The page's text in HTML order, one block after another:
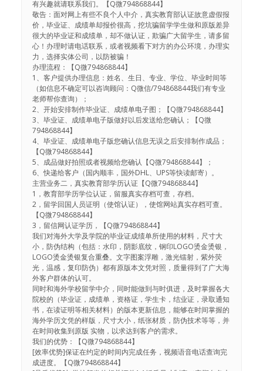
有兴趣就请联系我们。【Q微794868844】
敬告：面对网上有些不良个人中介，真实教育部认证故意虚假报
价，毕业证、成绩单却报价很高，挖坑骗留学学生做和原版差异
很大的毕业证和成绩单，却不做认证，欺骗广大留学生，请多留
心！办理时请电话联系，或者视频看下对方的办公环境，办理实
力，选择实体公司，以防被骗！
办理流程：【Q微794868844】
1、客户提供办理信息：姓名、生日、专业、学位、毕业时间等
（如信息不确定可以咨询顾问：Q微信/794868844我们有专业
老师帮你查询）；
2、开始安排制作毕业证、成绩单电子图；【Q微794868844】
3、毕业证、成绩单电子版做好以后发送给您确认；【Q微
794868844】
4、毕业证、成绩单电子版您确认信息无误之后安排制作成品；
【Q微794868844】
5、成品做好拍照或者视频给您确认【Q微794868844】；
6、快递给客户（国内顺丰，国外DHL、UPS等快读邮寄）。
主营业务二，真实教育部学历认证【Q微794868844】
1，教育部学历学位认证，留服真实存档可查，存档。
2，留学回国人员证明（使馆认证），使馆网站真实存档可查。
【Q微794868844】
3，留信网认证学历，【Q微794868844】
我们对海外大学及学院的毕业证成绩单所使用的材料，尺寸大
小，防伪结构（包括：水印，阴影底纹，钢印LOGO烫金烫银，
LOGO烫金烫银复合重叠。文字图案浮雕，激光镭射，紫外荧
光，温感，复印防伪）都有原版本文凭对照，质量得到了广大海
外客户群体的认可。
同时和海外学校留学中介，同时能做到与时俱进，及时掌握各大
院校的（毕业证，成绩单，资格证，学生卡，结业证，录取通知
书，在读证明等相关材料）的版本更新信息，能够在时间掌握的
海外学历文凭的样版，尺寸大小，纸张材质，防伪技术等等，并
在时间收集到原版 实物，以求达到客户的需求。
我们的优势：【Q微794868844】
[效率优势]保证在约定的时间内完成任务，视频语音电话查询完
成进度。【Q微794868844】